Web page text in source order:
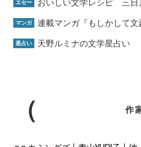
エセー おいしい文学レシピ 三日
マンガ 連載マンガ『もしかして
星占い 天野ルミナの文学星占い
作